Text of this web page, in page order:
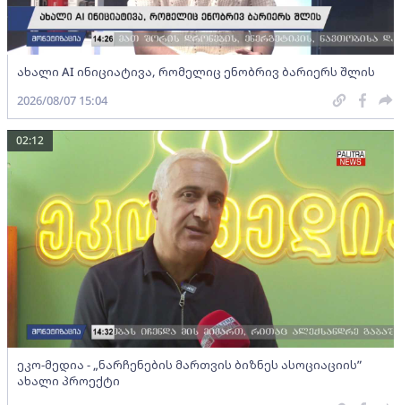
ახალი AI ინიციატივა, რომელიც ენობრივ ბარიერს შლის
2026/08/07 15:04
ეკო-მედია - „ნარჩენების მართვის ბიზნეს ასოციაციის”
ახალი პროექტი
02:12